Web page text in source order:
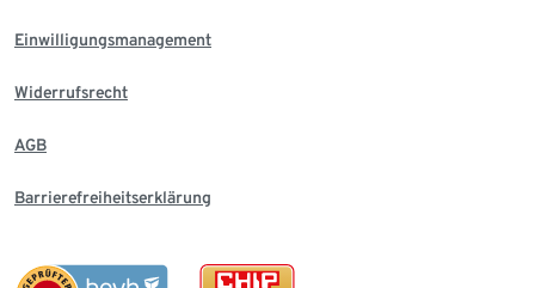
Einwilligungsmanagement
Widerrufsrecht
AGB
Barrierefreiheitserklärung